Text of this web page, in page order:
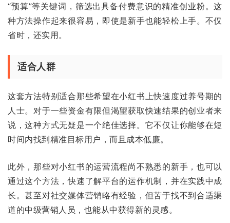
“预算”等关键词，筛选出具备付费意识的精准创业粉。这
种方法操作起来很容易，即使是新手也能轻松上手。不仅
省时，还实用。
适合人群
这套方法特别适合那些希望在小红书上快速度过养号期的
人士。对于一些资金有限但渴望获取快速结果的创业者来
说，这种方式无疑是一个绝佳选择。它不仅让你能够在短
时间内找到精准目标用户，而且成本低廉。
此外，那些对小红书的运营流程尚不熟悉的新手，也可以
通过这个方法，快速了解平台的运作机制，并在实践中成
长。甚至对社交媒体营销略有经验，但苦于找不到合适渠
道的中级营销人员，也能从中获得新的灵感。